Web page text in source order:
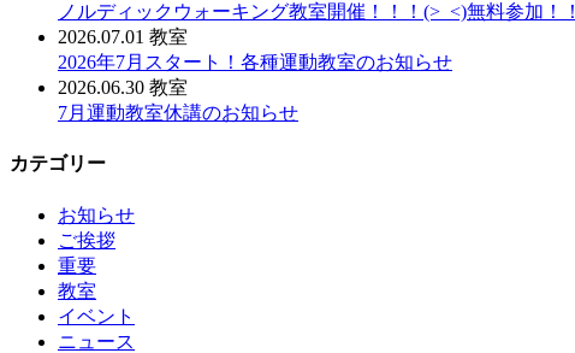
ノルディックウォーキング教室開催！！！(>_<)無料参加！！
2026.07.01 教室
2026年7月スタート！各種運動教室のお知らせ
2026.06.30 教室
7月運動教室休講のお知らせ
カテゴリー
お知らせ
ご挨拶
重要
教室
イベント
ニュース